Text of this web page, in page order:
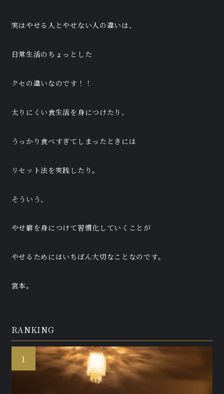
実はやせる人とやせない人の違いは、
日常生活のちょっとした
クセの違いなのです！！
太りにくい食生活を身につけたり、
うっかり食べすぎてしまったときには
リセット法を実践したり。
そういう、
やせ癖を身につけて習慣化していくことが
やせるためにはいちばん大切なことなのです。
宮本。
RANKING